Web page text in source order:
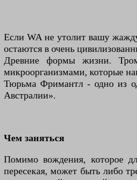
Если WA не утолит вашу
остаются в очень
Древние формы жизни.
микроорганизмами, которые
Тюрьма Фримантл - одно из
Австралии».
Чем заняться
Помимо вождения, которое
пересекая, может быть либо